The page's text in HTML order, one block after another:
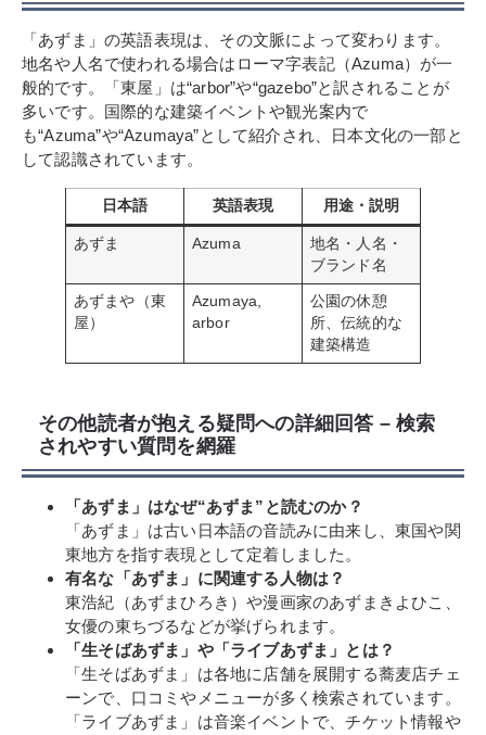
「あずま」の英語表現は、その文脈によって変わります。
地名や人名で使われる場合はローマ字表記（Azuma）が一
般的です。「東屋」は“arbor”や“gazebo”と訳されることが
多いです。国際的な建築イベントや観光案内で
も“Azuma”や“Azumaya”として紹介され、日本文化の一部と
して認識されています。
日本語 英語表現 用途・説明
あずま Azuma
地名・人名・
ブランド名
あずまや（東
屋）
Azumaya,
arbor
公園の休憩
所、伝統的な
建築構造
その他読者が抱える疑問への詳細回答 – 検索
されやすい質問を網羅
「あずま」はなぜ“あずま”と読むのか？
「あずま」は古い日本語の音読みに由来し、東国や関
東地方を指す表現として定着しました。
有名な「あずま」に関連する人物は？
東浩紀（あずまひろき）や漫画家のあずまきよひこ、
女優の東ちづるなどが挙げられます。
「生そばあずま」や「ライブあずま」とは？
「生そばあずま」は各地に店舗を展開する蕎麦店チェ
ーンで、口コミやメニューが多く検索されています。
「ライブあずま」は音楽イベントで、チケット情報や